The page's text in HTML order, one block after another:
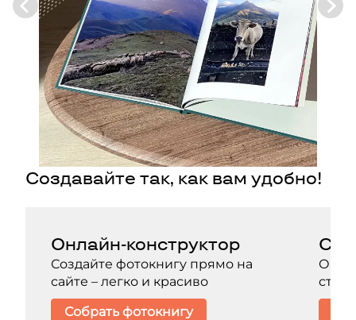
Создавайте так, как вам удобно!
Онлайн-конструктор
Создайте фотокнигу прямо на
сайте – легко и красиво
Собрать фотокнигу
Со
Он